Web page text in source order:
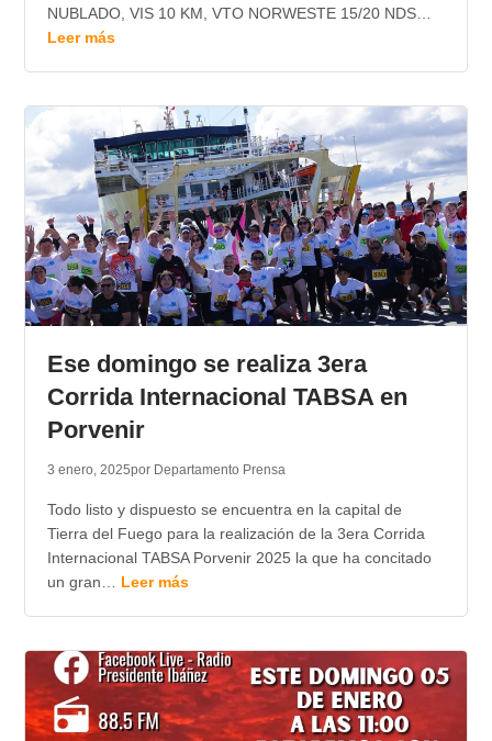
NUBLADO, VIS 10 KM, VTO NORWESTE 15/20 NDS…
Leer más
Ese domingo se realiza 3era
Corrida Internacional TABSA en
Porvenir
3 enero, 2025por Departamento Prensa
Todo listo y dispuesto se encuentra en la capital de
Tierra del Fuego para la realización de la 3era Corrida
Internacional TABSA Porvenir 2025 la que ha concitado
un gran… Leer más